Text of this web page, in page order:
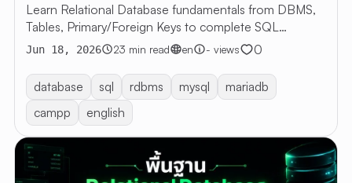
Learn Relational Database fundamentals from DBMS,
Tables, Primary/Foreign Keys to complete SQL
commands with examples
Jun 18, 2026 23 min read en - views 0
database sql rdbms mysql
mariadb
campp
english